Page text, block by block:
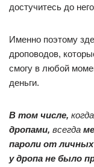
достучитесь до
Именно поэтому
дроповодов,
смогу в любой
деньги.
В том числе,
дропами, всегда
пароли от
у дропа не было